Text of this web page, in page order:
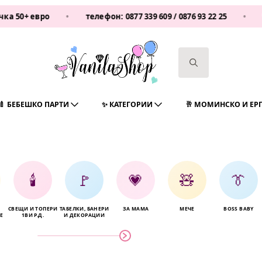
• телефон:0877 339 609/0876 93 22 25 •
🍼 БЕБЕШКО ПАРТИ ✨ КАТЕГОРИИ 🥂 МОМИНСКО И
🕯️
СВЕЩИ И ТОПЕРИ
1ВИ Р.Д.
🚩
ТАБЕЛКИ, БАНЕРИ
И ДЕКОРАЦИИ
💗
ЗА МАМА
🧸
МЕЧЕ
👔
BOSS BABY